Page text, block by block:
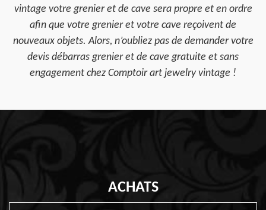
vintage votre grenier et de cave sera propre et en ordre
afin que votre grenier et votre cave reçoivent de
nouveaux objets. Alors, n’oubliez pas de demander votre
devis débarras grenier et de cave gratuite et sans
engagement chez Comptoir art jewelry vintage !
ACHATS